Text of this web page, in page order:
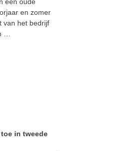
een oude
en zomer
van het bedrijf
…
in tweede